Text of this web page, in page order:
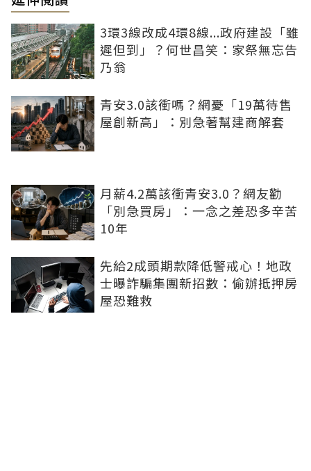
3環3線改成4環8線...政府建設「雖
遲但到」？何世昌笑：家祭無忘告
乃翁
青安3.0該衝嗎？網憂「19萬待售
屋創新高」：別急著幫建商解套
月薪4.2萬該衝青安3.0？網友勸
「別急買房」：一念之差恐多辛苦
10年
先給2成頭期款降低警戒心！地政
士曝詐騙集團新招數：偷辦抵押房
屋恐難救